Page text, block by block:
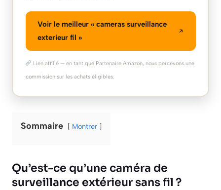
Voir le meilleur « cameras surveillance
exterieur fil »
Lien affilié — en tant que Partenaire Amazon, nous percevons une
commission sur les achats éligibles.
Sommaire Montrer
Qu’est-ce qu’une caméra de
surveillance extérieur sans fil ?